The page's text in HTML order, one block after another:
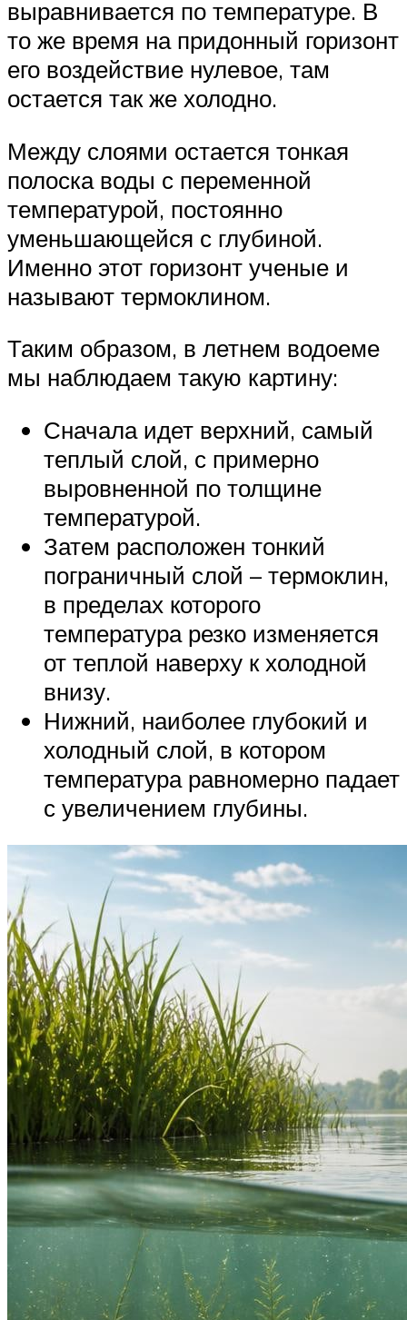
выравнивается по температуре. В
то же время на придонный горизонт
его воздействие нулевое, там
остается так же холодно.
Между слоями остается тонкая
полоска воды с переменной
температурой, постоянно
уменьшающейся с глубиной.
Именно этот горизонт ученые и
называют термоклином.
Таким образом, в летнем водоеме
мы наблюдаем такую картину:
Сначала идет верхний, самый
теплый слой, с примерно
выровненной по толщине
температурой.
Затем расположен тонкий
пограничный слой – термоклин,
в пределах которого
температура резко изменяется
от теплой наверху к холодной
внизу.
Нижний, наиболее глубокий и
холодный слой, в котором
температура равномерно падает
с увеличением глубины.